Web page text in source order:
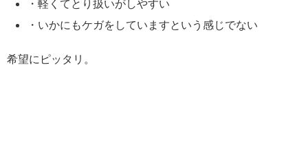
・軽くてとり扱いがしやすい
・いかにもケガをしていますという感じでない
希望にピッタリ。